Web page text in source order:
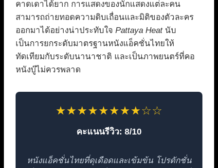
คาดเดาได้ยาก การแสดงของนักแสดงแต่ละคน
สามารถถ่ายทอดความดิบเถื่อนและมิติของตัวละคร
ออกมาได้อย่างน่าประทับใจ Pattaya Heatนับ
เป็นการยกระดับมาตรฐานหนังแอ็คชั่นไทยให้
ทัดเทียมกับระดับนานาชาติ และเป็นภาพยนตร์ที่คอ
หนังบู๊ไม่ควรพลาด
★★★★★★★★☆☆
คะแนนรีวิว: 8/10
หนังแอ็คชั่นไทยที่ดุเดือดและเข้มข้น โปรดักชั่น